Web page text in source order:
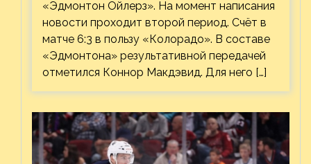
«Эдмонтон Ойлерз». На момент написания
новости проходит второй период. Счёт в
матче 6:3 в пользу «Колорадо». В составе
«Эдмонтона» результативной передачей
отметился Коннор Макдэвид. Для него […]